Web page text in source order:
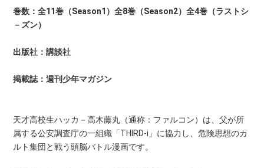
巻数：全11巻（Season1）全8巻（Season2）全4巻（ラストシ
－ズン）
出版社：講談社
掲載誌：週刊少年マガジン
天才高校生ハッカ－高木藤丸（通称：ファルコン）は、父が所
属する公安調査庁の一組織「THIRD-i」に協力し、危険思想のカ
ルト集団と戦う頭脳バトル漫画です。